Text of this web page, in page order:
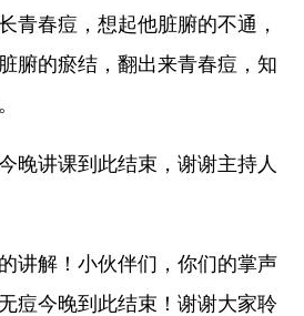
青春痘，想起他脏腑的不通，
腑的瘀结，翻出来青春痘，知
晚讲课到此结束，谢谢主持人
讲解！小伙伴们，你们的掌声
痘今晚到此结束！谢谢大家聆